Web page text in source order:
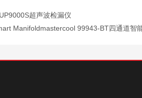
超声波检漏仪
Manifoldmastercool 99943-BT四通道智